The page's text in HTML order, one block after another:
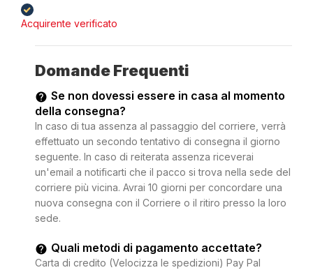
Acquirente verificato
Domande Frequenti
Se non dovessi essere in casa al momento
della consegna?
In caso di tua assenza al passaggio del corriere, verrà
effettuato un secondo tentativo di consegna il giorno
seguente. In caso di reiterata assenza riceverai
un'email a notificarti che il pacco si trova nella sede del
corriere più vicina. Avrai 10 giorni per concordare una
nuova consegna con il Corriere o il ritiro presso la loro
sede.
Quali metodi di pagamento accettate?
Carta di credito (Velocizza le spedizioni) Pay Pal